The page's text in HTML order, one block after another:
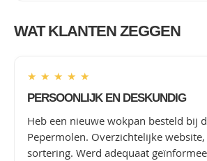
WAT KLANTEN ZEGGEN
★ ★ ★ ★ ★
PERSOONLIJK EN DESKUNDIG
Heb een nieuwe wokpan besteld bij
Pepermolen. Overzichtelijke
sortering. Werd adequaat